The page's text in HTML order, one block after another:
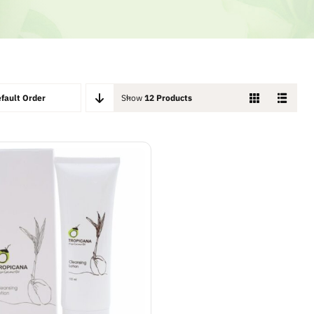
Order Show 12 Products